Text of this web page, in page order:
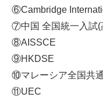
⑥Cambridge
⑦中国 全国統一入試(
⑧AISSCE
⑨HKDSE
⑩マレーシア全国共
⑪UEC